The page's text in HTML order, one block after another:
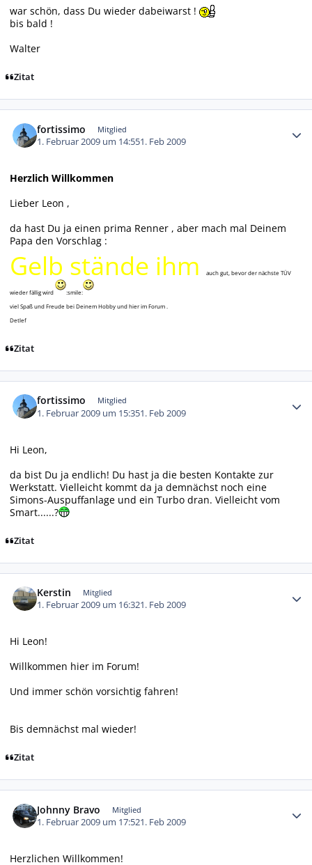
war schön, dass Du wieder dabeiwarst !
bis bald !
Walter
Zitat
fortissimo Mitglied
1. Februar 2009 um 14:551. Feb 2009
Herzlich Willkommen
Lieber Leon ,
da hast Du ja einen prima Renner , aber mach mal Deinem
Papa den Vorschlag :
Gelb stände ihm auch gut, bevor der nächste TÜV
wieder fällig wird
:smile:
viel Spaß und Freude bei Deinem Hobby und hier im Forum .
Detlef
Zitat
fortissimo Mitglied
1. Februar 2009 um 15:351. Feb 2009
Hi Leon,
da bist Du ja endlich! Du hast ja die besten Kontakte zur
Werkstatt. Vielleicht kommt da ja demnächst noch eine
Simons-Auspuffanlage und ein Turbo dran. Vielleicht vom
Smart......?
Zitat
Kerstin Mitglied
1. Februar 2009 um 16:321. Feb 2009
Hi Leon!
Willkommen hier im Forum!
Und immer schön vorsichtig fahren!
Bis demnächst mal wieder!
Zitat
Johnny Bravo Mitglied
1. Februar 2009 um 17:521. Feb 2009
Herzlichen Willkommen!